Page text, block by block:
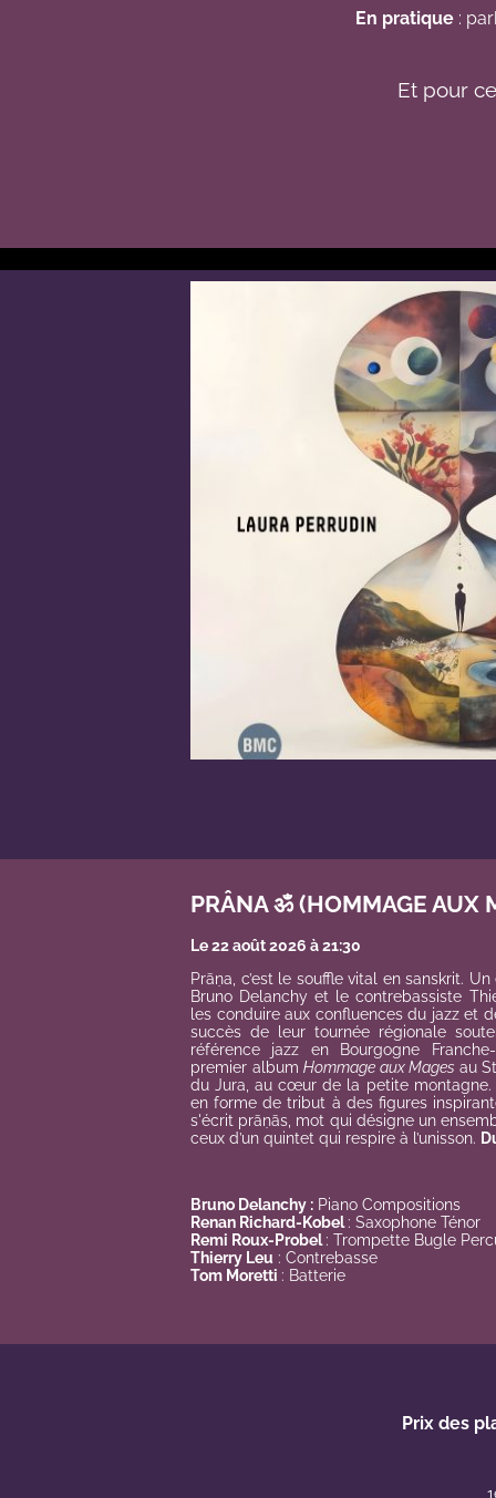
En pratique:
Et pour
PRÂNA ॐ (HOMMAGE AUX
Le 22 août 2026 à 21:30
Prāṇa, c’est le souffle vital en sanskrit.
Bruno Delanchy et le contrebassiste
les conduire aux confluences du jazz et
succès de leur tournée régionale
référence jazz en Bourgogne
premier albumHommage aux Mages au
du Jura, au cœur de la petite
en forme de tribut à des figures
s'écrit prāṇās, mot qui désigne un
ceux d’un quintet qui respire à l’unisson.
Bruno Delanchy : Piano Compositions
Renan Richard-Kobel: Saxophone Ténor
Remi Roux-Probel: Trompette Bugle
Thierry Leu : Contrebasse
Tom Moretti : Batterie
Prix des